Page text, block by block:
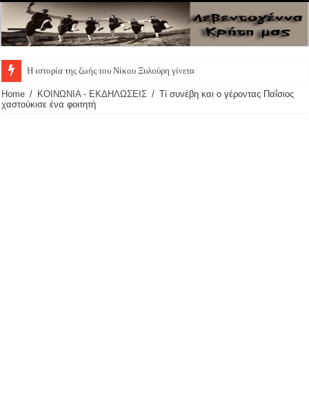
Η ιστορία της ζωής του Νίκου Ξυλούρη γίνεται θεατρ
Home / ΚΟΙΝΩΝΙΑ - ΕΚΔΗΛΩΣΕΙΣ / Τί συνέβη και ο γέροντας Παΐσιος
χαστούκισε ένα φοιτητή